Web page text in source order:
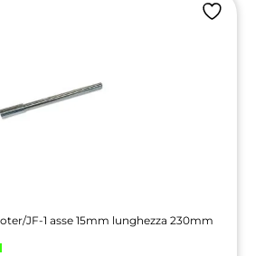
JF-1 asse 15mm lunghezza 230mm